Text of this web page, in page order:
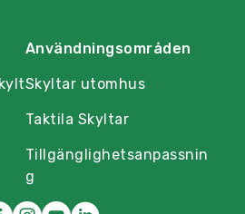
Användningsområden
Skyltar utomhus
Taktila Skyltar
Tillgänglighetsanpassnin
g